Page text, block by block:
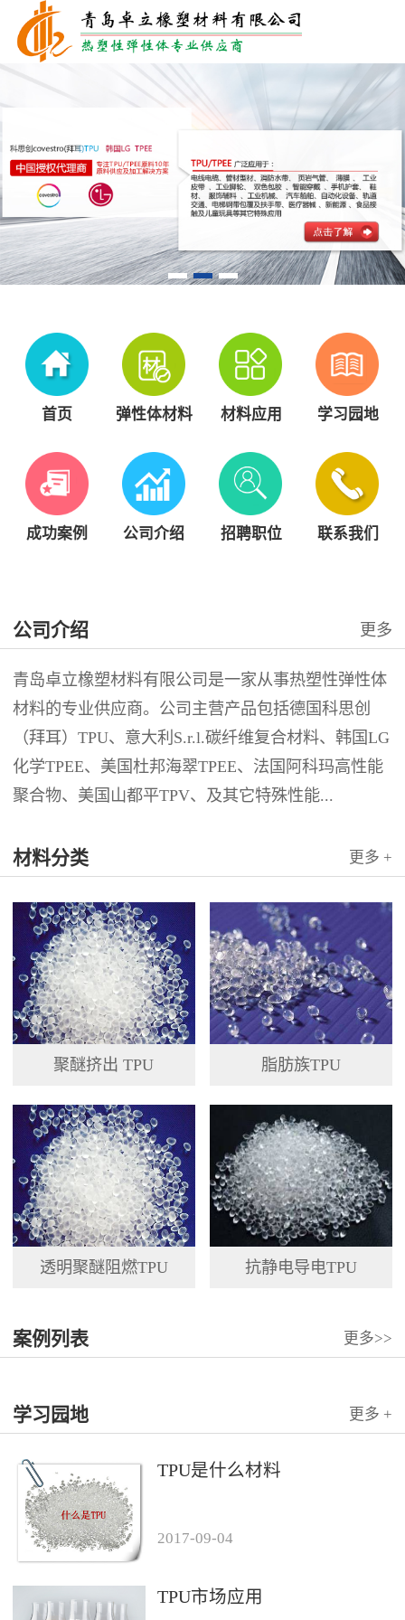
首页 弹性体材料 材料应用 学习园地
成功案例 公司介绍 招聘职位 联系我们
公司介绍 更多
青岛卓立橡塑材料有限公司是一家从事热塑性弹性体
材料的专业供应商。公司主营产品包括德国科思创
（拜耳）TPU、意大利S.r.l.碳纤维复合材料、韩国LG
化学TPEE、美国杜邦海翠TPEE、法国阿科玛高性能
聚合物、美国山都平TPV、及其它特殊性能...
材料分类 更多 +
聚醚挤出 TPU 脂肪族TPU
透明聚醚阻燃TPU 抗静电导电TPU
案例列表 更多>>
学习园地 更多 +
TPU是什么材料
2017-09-04
TPU市场应用